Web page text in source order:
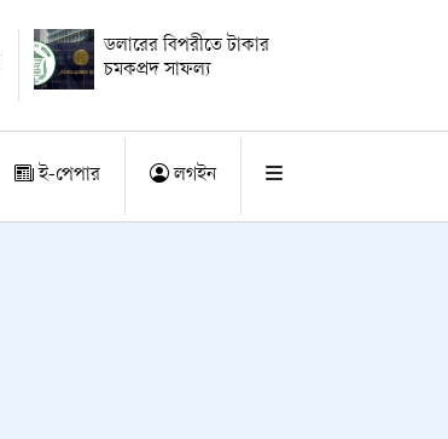
ডলারের বিপরীতে টাকার
চমকপ্রদ সাফল্য
ই-পেপার লগইন